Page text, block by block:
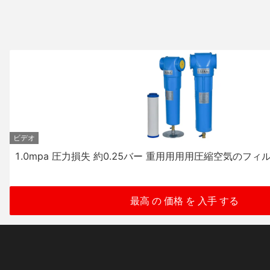
ター要素 1.0mpa 流出弁 空気圧縮機 フィルタ
最高 の 価